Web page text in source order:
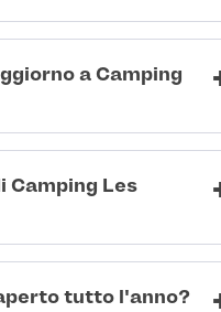
a Camping
Camping Les
tutto l'anno?